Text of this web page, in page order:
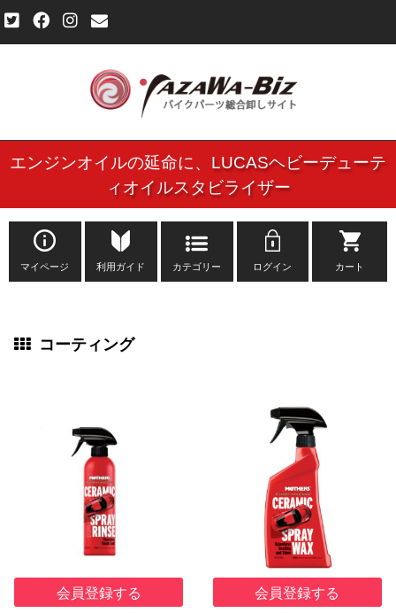
ご利用規約
個人情報保護方針
よくある質問
エンジンオイルの延命に、 LUCASヘビーデューテ
ィオイルスタビライザー
マイページ 利用ガイド カテゴリー ログイン カート
コーティング
会員登録する
会員登録する